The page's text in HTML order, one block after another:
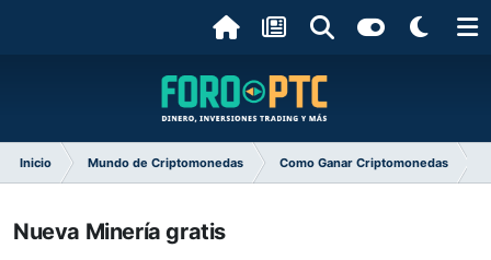
Inicio Mundo de Criptomonedas Como Ganar Criptomonedas
Nueva Minería gratis